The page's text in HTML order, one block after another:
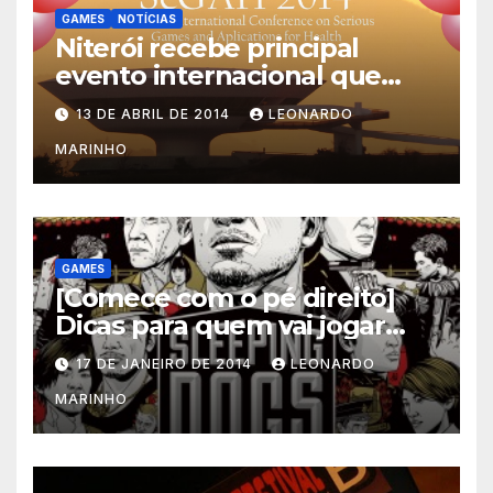
GAMES NOTÍCIAS
Niterói recebe principal
evento internacional que
mescla saúde e jogos
13 DE ABRIL DE 2014 LEONARDO
MARINHO
GAMES
[Comece com o pé direito]
Dicas para quem vai jogar
Sleeping Dogs
17 DE JANEIRO DE 2014 LEONARDO
MARINHO